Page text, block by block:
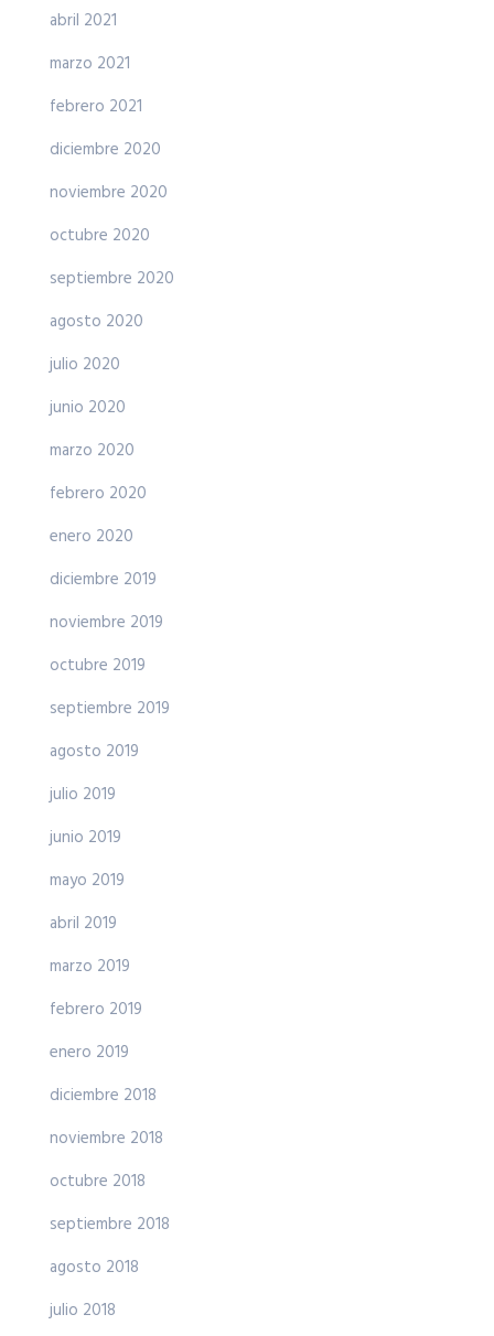
abril 2021
marzo 2021
febrero 2021
diciembre 2020
noviembre 2020
octubre 2020
septiembre 2020
agosto 2020
julio 2020
junio 2020
marzo 2020
febrero 2020
enero 2020
diciembre 2019
noviembre 2019
octubre 2019
septiembre 2019
agosto 2019
julio 2019
junio 2019
mayo 2019
abril 2019
marzo 2019
febrero 2019
enero 2019
diciembre 2018
noviembre 2018
octubre 2018
septiembre 2018
agosto 2018
julio 2018